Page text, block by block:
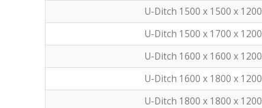
U-Ditch 1500 x 1500 x 1200
U-Ditch 1500 x 1700 x 1200
U-Ditch 1600 x 1600 x 1200
U-Ditch 1600 x 1800 x 1200
U-Ditch 1800 x 1800 x 1200